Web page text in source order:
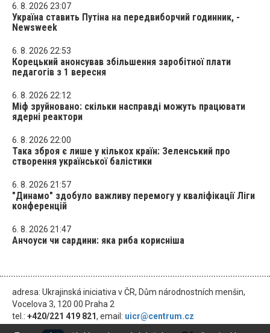
6. 8. 2026 23:07
Україна ставить Путіна на передвиборчий годинник, -
Newsweek
6. 8. 2026 22:53
Корецький анонсував збільшення заробітної плати
педагогів з 1 вересня
6. 8. 2026 22:12
Міф зруйновано: скільки насправді можуть працювати
ядерні реактори
6. 8. 2026 22:00
Така зброя є лише у кількох країн: Зеленський про
створення української балістики
6. 8. 2026 21:57
"Динамо" здобуло важливу перемогу у кваліфікації Ліги
конференцій
6. 8. 2026 21:47
Анчоуси чи сардини: яка риба корисніша
adresa: Ukrajinská iniciativa v ČR, Dům národnostních menšin,
Vocelova 3, 120 00 Praha 2
tel.: +420/221 419 821, email: uicr@centrum.cz